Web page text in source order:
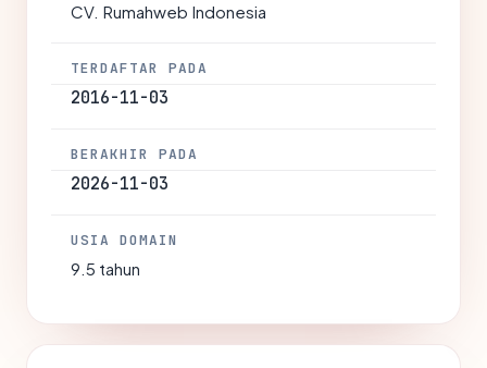
CV. Rumahweb Indonesia
TERDAFTAR PADA
2016-11-03
BERAKHIR PADA
2026-11-03
USIA DOMAIN
9.5 tahun